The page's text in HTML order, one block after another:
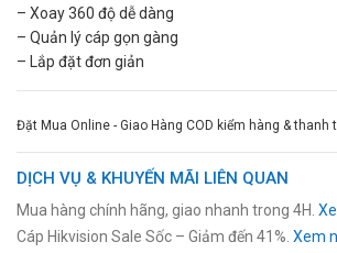
– Xoay 360 độ dễ dàng
– Quản lý cáp gọn gàng
– Lắp đặt đơn giản
Đặt Mua Online - Giao Hàng COD kiểm hàng & thanh
DỊCH VỤ & KHUYẾN MÃI LIÊN QUAN
Mua hàng chính hãng, giao nhanh trong 4H.
Cáp Hikvision Sale Sốc – Giảm đến 41%. Xem